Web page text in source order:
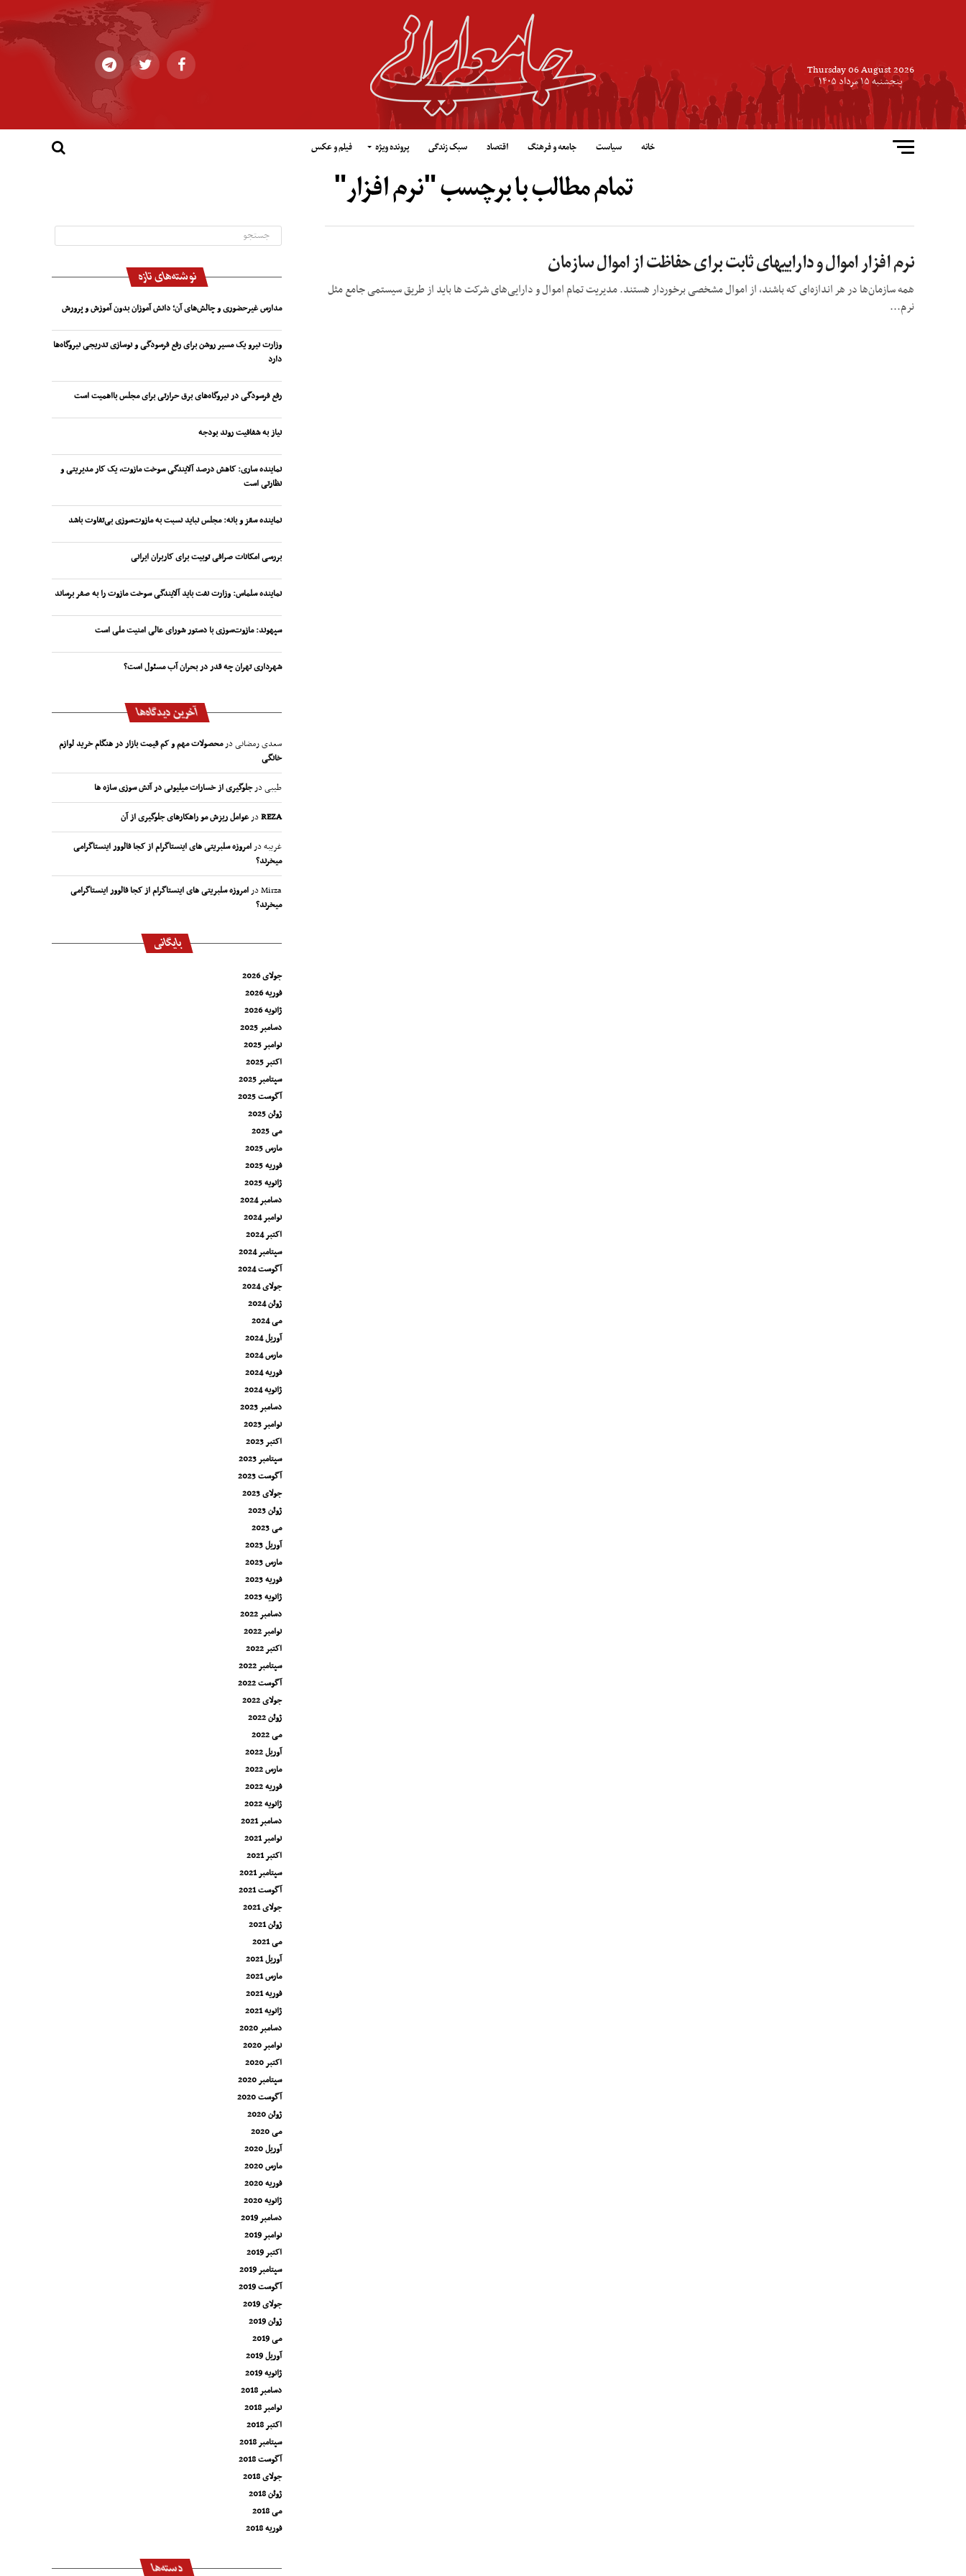
Thursday 06 August 2026
پنجشنبه ۱۵ مرداد ۱۴۰۵
خانه سیاست جامعه و فرهنگ اقتصاد سبک زندگی پرونده ویژه فیلم و عکس
تمام مطالب با برچسب "نرم افزار"
نرم افزار اموال و داراییهای ثابت برای حفاظت از اموال سازمان
همه سازمان‌ها در هر اندازه‌ای که باشند، از اموال مشخصی برخوردار هستند. مدیریت تمام اموال و دارایی‌های شرکت ها باید از طریق سیستمی جامع مثل
نرم...
نوشته‌های تازه
مدارس غیرحضوری و چالش‌های آن؛ دانش آموزان بدون آموزش و پرورش
وزارت نیرو یک مسیر روشن برای رفع فرسودگی و نوسازی تدریجی نیروگاه‌ها
دارد
رفع فرسودگی در نیروگاه‌های برق حرارتی برای مجلس بااهمیت است
نیاز به شفافیت روند بودجه
نماینده ساری: کاهش درصد آلایندگی سوخت مازوت، یک کار مدیریتی و
نظارتی است
نماینده سقز و بانه: مجلس نباید نسبت به مازوت‌سوزی بی‌تفاوت باشد
بررسی امکانات صرافی توبیت برای کاربران ایرانی
نماینده سلماس: وزارت نفت باید آلایندگی سوخت مازوت را به صفر برساند
سپهوند:‌ مازوت‌سوزی با دستور شورای عالی امنیت ملی است
شهرداری تهران چه قدر در بحران آب مسئول است؟
آخرین دیدگاه‌ها
سعدی رمضانیدرمحصولات مهم و کم قیمت بازار در هنگام خرید لوازم
خانگی
طیبیدرجلوگیری از خسارات میلیونی در آتش سوزی سازه ها
REZAدرعوامل ریزش مو راهکارهای جلوگیری از آن
غریبهدرامروزه سلبریتی های اینستاگرام از کجا فالوور اینستاگرامی
میخرند؟
Mirzaدرامروزه سلبریتی های اینستاگرام از کجا فالوور اینستاگرامی
میخرند؟
بایگانی
جولای 2026
فوریه 2026
ژانویه 2026
دسامبر 2025
نوامبر 2025
اکتبر 2025
سپتامبر 2025
آگوست 2025
ژوئن 2025
می 2025
مارس 2025
فوریه 2025
ژانویه 2025
دسامبر 2024
نوامبر 2024
اکتبر 2024
سپتامبر 2024
آگوست 2024
جولای 2024
ژوئن 2024
می 2024
آوریل 2024
مارس 2024
فوریه 2024
ژانویه 2024
دسامبر 2023
نوامبر 2023
اکتبر 2023
سپتامبر 2023
آگوست 2023
جولای 2023
ژوئن 2023
می 2023
آوریل 2023
مارس 2023
فوریه 2023
ژانویه 2023
دسامبر 2022
نوامبر 2022
اکتبر 2022
سپتامبر 2022
آگوست 2022
جولای 2022
ژوئن 2022
می 2022
آوریل 2022
مارس 2022
فوریه 2022
ژانویه 2022
دسامبر 2021
نوامبر 2021
اکتبر 2021
سپتامبر 2021
آگوست 2021
جولای 2021
ژوئن 2021
می 2021
آوریل 2021
مارس 2021
فوریه 2021
ژانویه 2021
دسامبر 2020
نوامبر 2020
اکتبر 2020
سپتامبر 2020
آگوست 2020
ژوئن 2020
می 2020
آوریل 2020
مارس 2020
فوریه 2020
ژانویه 2020
دسامبر 2019
نوامبر 2019
اکتبر 2019
سپتامبر 2019
آگوست 2019
جولای 2019
ژوئن 2019
می 2019
آوریل 2019
ژانویه 2019
دسامبر 2018
نوامبر 2018
اکتبر 2018
سپتامبر 2018
آگوست 2018
جولای 2018
ژوئن 2018
می 2018
فوریه 2018
دسته‌ها